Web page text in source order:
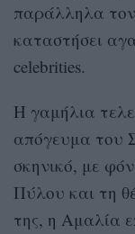
παράλληλα
καταστήσει
celebrities.
Η γαμήλια
απόγευμα του
σκηνικό, με
Πύλου και τη
της, η Αμαλία